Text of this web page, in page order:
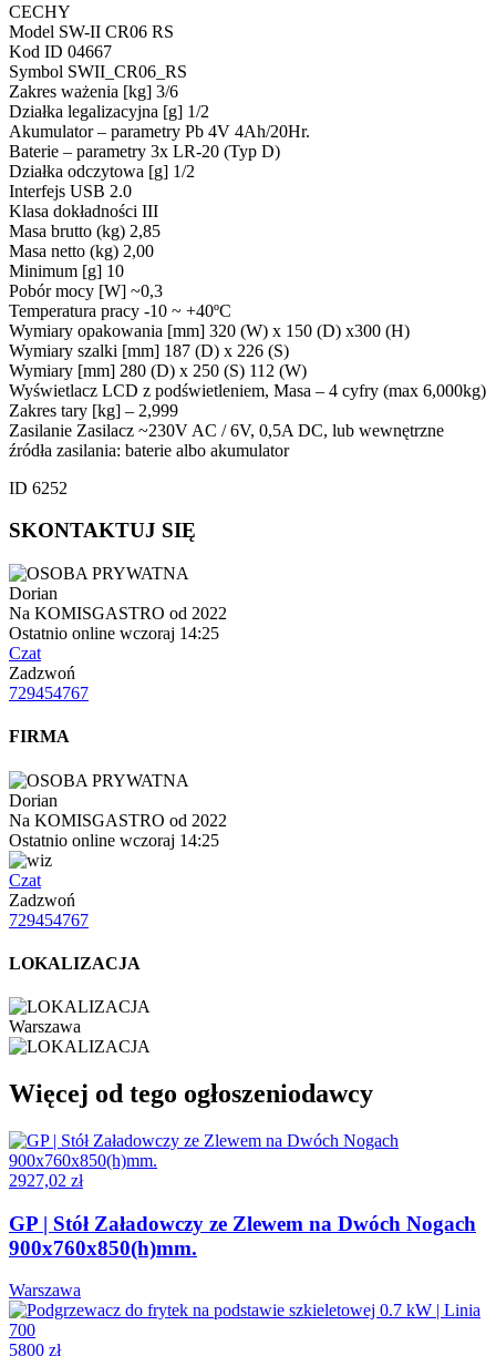
CECHY
Model SW-II CR06 RS
Kod ID 04667
Symbol SWII_CR06_RS
Zakres ważenia [kg] 3/6
Działka legalizacyjna [g] 1/2
Akumulator – parametry Pb 4V 4Ah/20Hr.
Baterie – parametry 3x LR-20 (Typ D)
Działka odczytowa [g] 1/2
Interfejs USB 2.0
Klasa dokładności III
Masa brutto (kg) 2,85
Masa netto (kg) 2,00
Minimum [g] 10
Pobór mocy [W] ~0,3
Temperatura pracy -10 ~ +40ºC
Wymiary opakowania [mm] 320 (W) x 150 (D) x300 (H)
Wymiary szalki [mm] 187 (D) x 226 (S)
Wymiary [mm] 280 (D) x 250 (S) 112 (W)
Wyświetlacz LCD z podświetleniem, Masa – 4 cyfry (max 6,000kg)
Zakres tary [kg] – 2,999
Zasilanie Zasilacz ~230V AC / 6V, 0,5A DC, lub wewnętrzne
źródła zasilania: baterie albo akumulator
ID 6252
SKONTAKTUJ SIĘ
Dorian
Na KOMISGASTRO od 2022
Ostatnio online wczoraj 14:25
Czat
Zadzwoń
729454767
FIRMA
Dorian
Na KOMISGASTRO od 2022
Ostatnio online wczoraj 14:25
Czat
Zadzwoń
729454767
LOKALIZACJA
Warszawa
Więcej od tego ogłoszeniodawcy
2927,02 zł
GP | Stół Załadowczy ze Zlewem na Dwóch Nogach
900x760x850(h)mm.
Warszawa
5800 zł